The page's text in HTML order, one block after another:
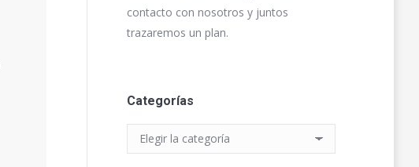
contacto con nosotros y juntos
trazaremos un plan.
Categorías
Categorías